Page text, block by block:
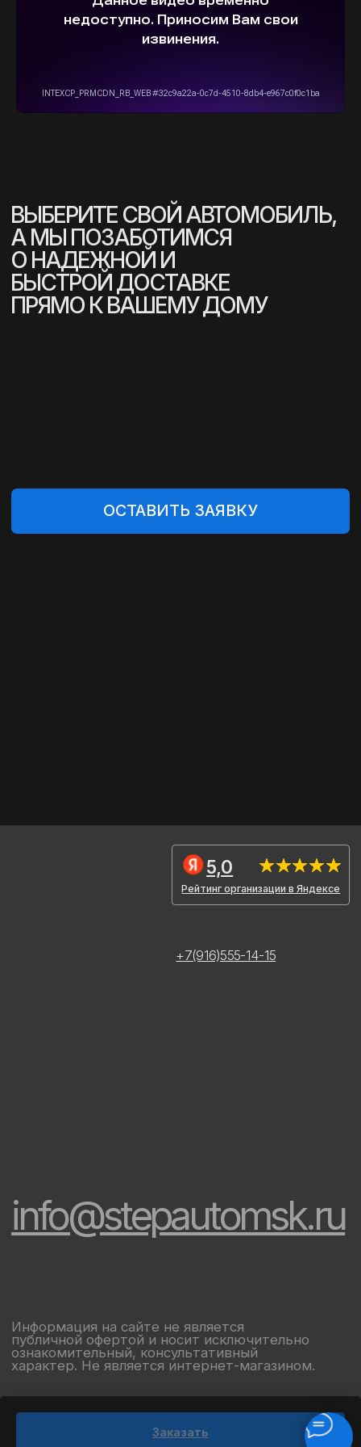
Заказать
Информация на сайте не является
публичной офертой и носит исключительно
ознакомительный, консультативный
характер. Не является интернет-магазином.